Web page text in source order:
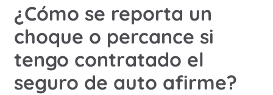
¿Cómo se reporta un
choque o percance si
tengo contratado el
seguro de auto afirme?